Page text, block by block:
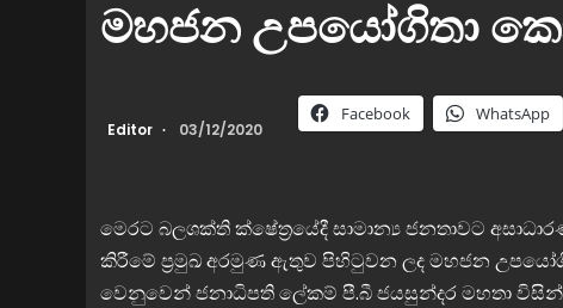
මහජන උපයෝගිතා
Editor 03/12/2020
Facebook WhatsApp
මෙරට බලශක්ති ක්ෂේත්‍රයේදී සාමාන්‍ය ජනතාවට
කිරීමේ ප්‍රමුඛ අරමුණ ඇතුව පිහිටුවන ලද මහජන
වෙනුවෙන් ජනාධිපති ලේකම් පී.බී ජයසුන්දර මහතා